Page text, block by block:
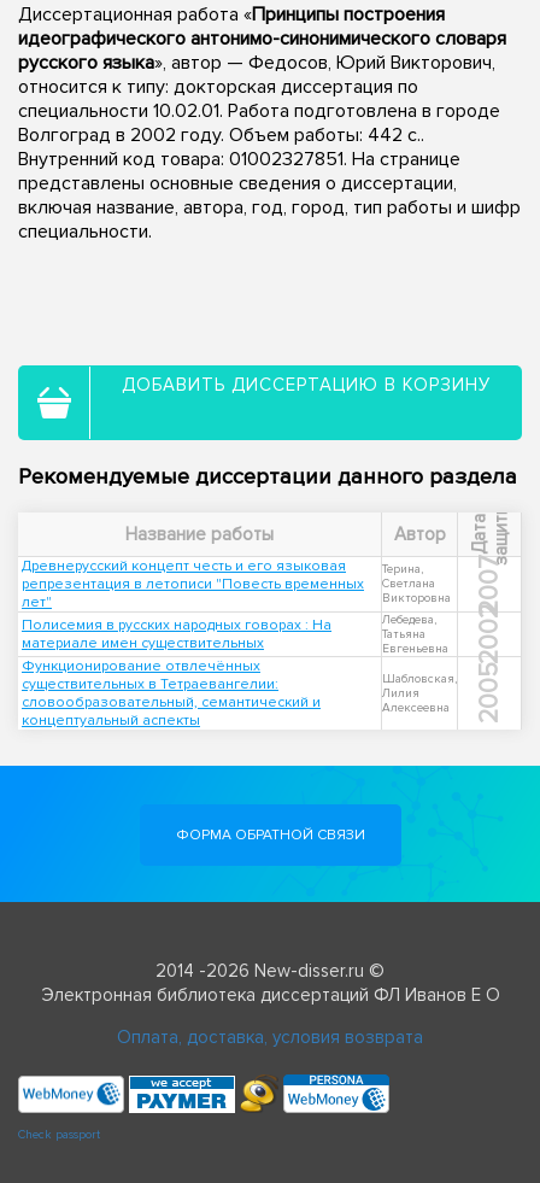
Диссертационная работа «Принципы построения
идеографического антонимо-синонимического словаря
русского языка», автор — Федосов, Юрий Викторович,
относится к типу: докторская диссертация по
специальности 10.02.01. Работа подготовлена в городе
Волгоград в 2002 году. Объем работы: 442 с..
Внутренний код товара: 01002327851. На странице
представлены основные сведения о диссертации,
включая название, автора, год, город, тип работы и шифр
специальности.
ДОБАВИТЬ ДИССЕРТАЦИЮ В КОРЗИНУ
Рекомендуемые диссертации данного раздела
Название работы Автор Д
а
т
а
з
а
щ
и
т ы
Древнерусский концепт честь и его языковая
репрезентация в летописи "Повесть временных
лет"
Терина,
Светлана
Викторовна
2007
Полисемия в русских народных говорах : На
материале имен существительных
Лебедева,
Татьяна
Евгеньевна
2002
Функционирование отвлечённых
существительных в Тетраевангелии:
словообразовательный, семантический и
концептуальный аспекты
Шабловская,
Лилия
Алексеевна
2005
ФОРМА ОБРАТНОЙ СВЯЗИ
2014 -2026 New-disser.ru ©
Электронная библиотека диссертаций ФЛ Иванов Е О
Оплата, доставка, условия возврата
Check passport